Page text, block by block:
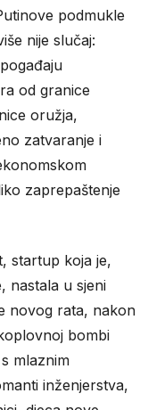
podmukle
nije slučaj:
od granice
oružja,
zatvaranje i
zaprepaštenje
startup koja je,
nastala u sjeni
novog rata, nakon
bombi
mlaznim
inženjerstva,